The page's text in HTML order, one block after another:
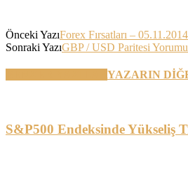
Önceki YazıForex Fırsatları – 05.11.2014
Sonraki YazıGBP / USD Paritesi
YAZARIN
S&P500 Endeksinde Yükseliş